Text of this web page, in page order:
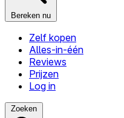
Bereken nu
Zelf kopen
Alles-in-één
Reviews
Prijzen
Log in
Zoeken